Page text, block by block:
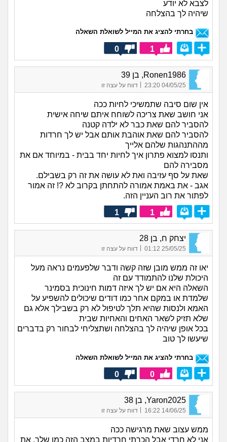
לצבא לא יודע
שיהיה לך בהצלחה
בחרתי להציג את המייל לשואלת השאלה
1
0
Ronen1986, בן 39
04/05/25 23:20 דווח על עצה זו
אין שום סיבה שתמשיכי לחיות ככה
אני חושב שאת צריכה לשוחח איתם שיחה אישית
להסביר להם שאת כבר לא ילדה קטנה
להסביר להם שאת אוהבת אותם אבל יש לך חרדות
מההתנהגות שלהם אלייך
ותנסו למצוא פתרון איך לחיות יחד בבית - במיוחד אם את
מסבירה להם
שאת על סף עזיבה ואת לא עושה את זה רק בשבילם.
אגב - את באמת אמורה להתחתן בקרוב לא ?! זה אמור
לפתור את רוב העניין הזה.
1
1
יצחק ח, בן 28
25/05/25 01:12 דווח על עצה זו
יאו זה ממש מובן שזה קשה ודבר שלפעמים נראה מעל
היכולת שלנו להתמודד עם זה
השאלה היא אם יש לך איזה דמות חינוכית בסמינר
שלמדת או במקם אחר כמו דודים שיכולים להשפיע על
האמא ולנסות שהיא תלך לטיפול לא רק בשבילך אלא גם
שלא תזיק לשאר האחים והאחיות שבית
בכל אופן שיהיה לך בהצלחה ושתצליחי לבחור רק בדברים
שיעשו לך טוב
בחרתי להציג את המייל לשואלת השאלה
0
0
Yaron2025, בן 38
14/06/25 16:22 דווח על עצה זו
ממש עצוב שאת מרגישה ככה
אני לא חרדי אבל הכרתי חרדיות במצב הזה כמו שלך. את